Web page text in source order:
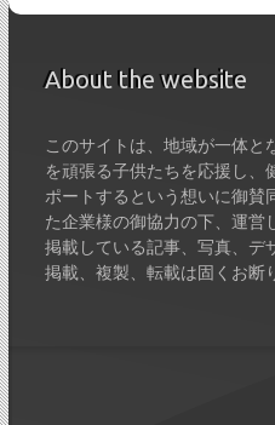
About the website
このサイトは、地域が一体と
を頑張る子供たちを応援し、
ポートするという想いに御賛
た企業様の御協力の下、運営
掲載している記事、写真、デ
掲載、複製、転載は固くお断